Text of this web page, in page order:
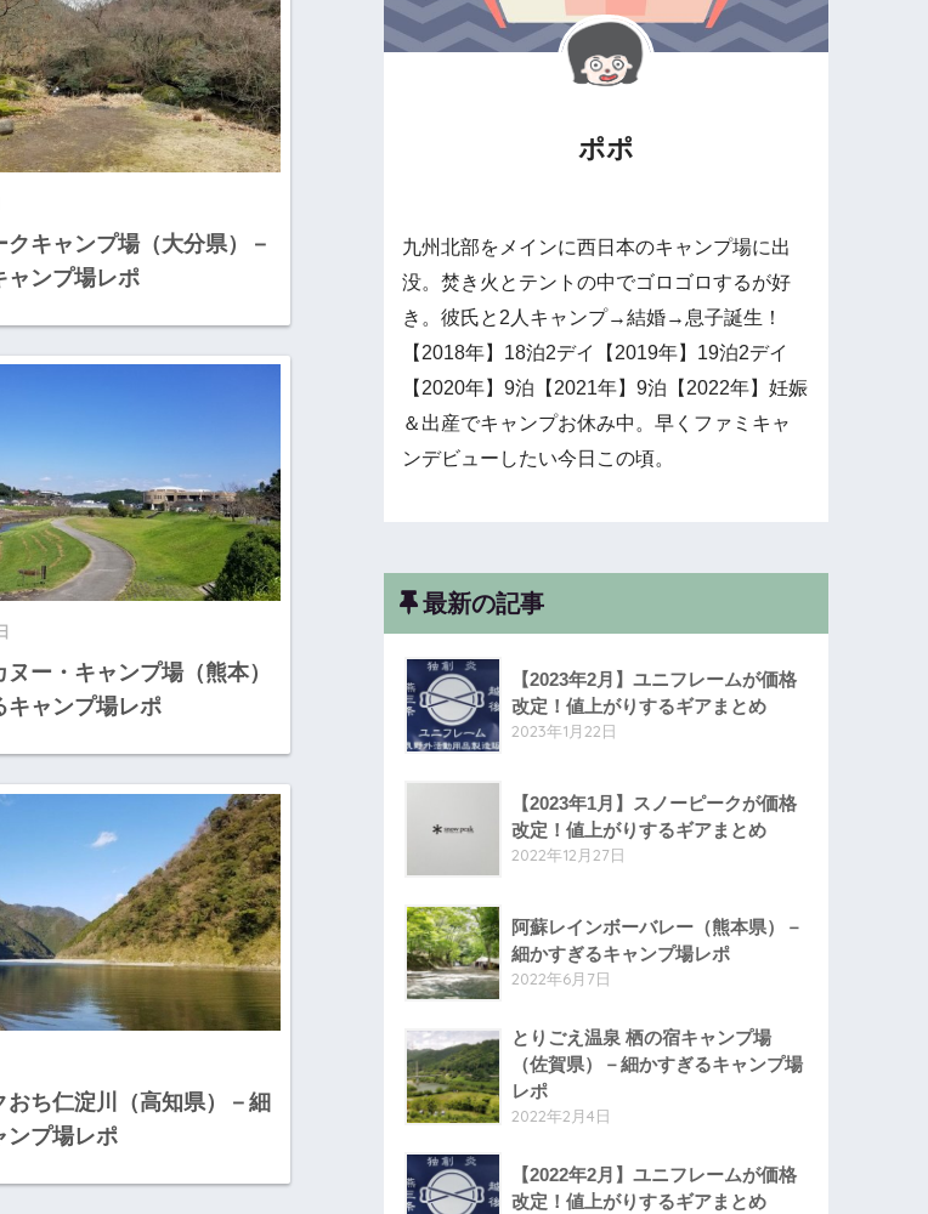
クキャンプ場（大分県）－
ャンプ場レポ
ー・キャンプ場（熊本）
キャンプ場レポ
おち仁淀川（高知県）－細
ンプ場レポ
ポポ
九州北部をメインに西日本のキャンプ場に出
没。焚き火とテントの中でゴロゴロするが好
き。彼氏と2人キャンプ→結婚→息子誕生！
【2018年】18泊2デイ【2019年】19泊2デイ
【2020年】9泊【2021年】9泊【2022年】妊娠
＆出産でキャンプお休み中。早くファミキャ
ンデビューしたい今日この頃。
最新の記事
【2023年2月】ユニフレームが価格
改定！値上がりするギアまとめ
2023年1月22日
【2023年1月】スノーピークが価格
改定！値上がりするギアまとめ
2022年12月27日
阿蘇レインボーバレー（熊本県）－
細かすぎるキャンプ場レポ
2022年6月7日
とりごえ温泉 栖の宿キャンプ場
（佐賀県）－細かすぎるキャンプ場
レポ
2022年2月4日
【2022年2月】ユニフレームが価格
改定！値上がりするギアまとめ